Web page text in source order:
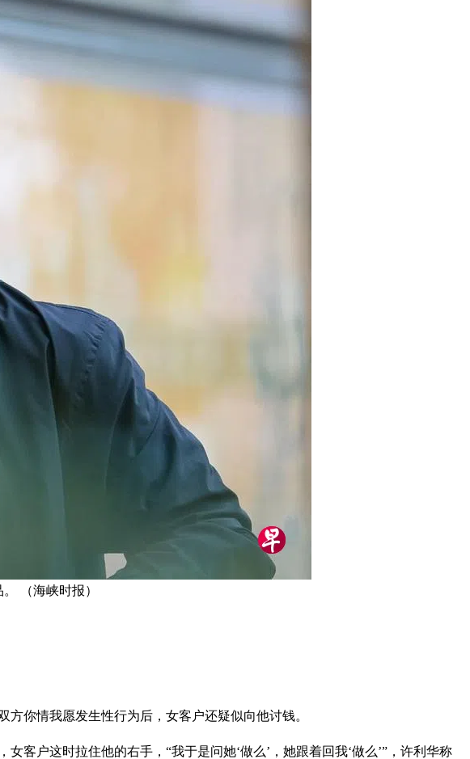
（海峡时报）
你情我愿发生性行为后，女客户还疑似向他讨钱。
客户这时拉住他的右手，“我于是问她‘做么’，她跟着回我‘做么’”，许利华称